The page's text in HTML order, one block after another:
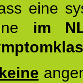
eine
im
keine